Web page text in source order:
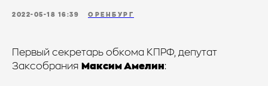
2022-05-18 16:39 ОРЕНБУРГ
Первый секретарь обкома КПРФ, депутат
Заксобрания Максим Амелин: